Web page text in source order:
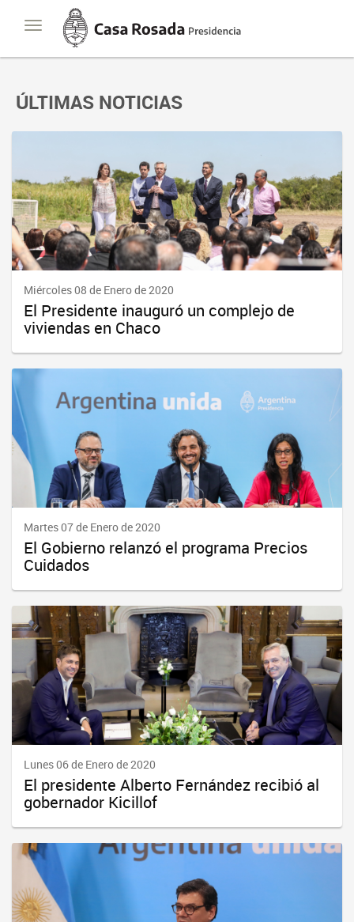
Toggle
navigation
Casa
Rosada
Presidencia
de
ÚLTIMAS NOTICIAS
Miércoles 08 de Enero de 2020
El Presidente inauguró un complejo de
viviendas en Chaco
Martes 07 de Enero de 2020
El Gobierno relanzó el programa Precios
Cuidados
Lunes 06 de Enero de 2020
El presidente Alberto Fernández recibió al
gobernador Kicillof